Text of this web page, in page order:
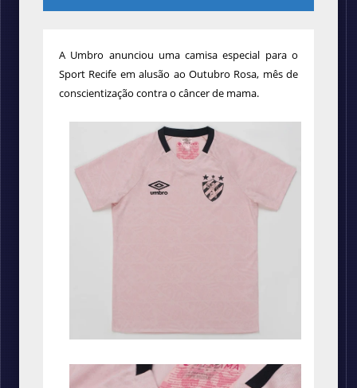
A Umbro anunciou uma camisa especial para o
Sport Recife em alusão ao Outubro Rosa, mês de
conscientização contra o câncer de mama.